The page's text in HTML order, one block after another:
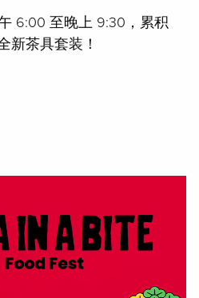
6:00 至晚上 9:30，累积
新茶具套装！